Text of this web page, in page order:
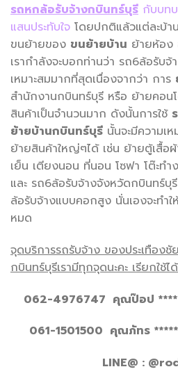
รถหกล้อรับจ้างกบินทร์บุรี กับบท
แสนประทับใจ โดยปกติแล้วแต่ละบ้า
ขนย้ายของ ขนย้ายบ้าน ย้ายห้อง
เรากำลังจะบอกท่านว่า รถ6ล้อรับ
เหมาะสมมากที่สุดเนื่องจากว่า การ
สำนักงานกบินทร์บุรี หรือ ย้ายคอน
สินค้าเป็นจำนวนมาก ดังนั้นการใช้
ย้ายบ้านกบินทร์บุรี นั้นจะมีความเ
ย้ายสินค้าใหญ่ๆได้ เช่น ย้ายตู้เสื้อ
เย็น เตียงนอน ที่นอน โซฟา โต๊ะทำ
และ รถ6ล้อรับจ้างจังหวัดกบินทร์บุ
ล้อรับจ้างแบบคอกสูง นั่นเองจะท
หมด
จุดบริการรถรับจ้าง ของประเทือง
กบินทร์บุรีเรามีทุกจุดนะคะ เรียกใช้ไ
062-4976747 คุณป๊อป
061-1501500 คุณภัทร
LINE@ :